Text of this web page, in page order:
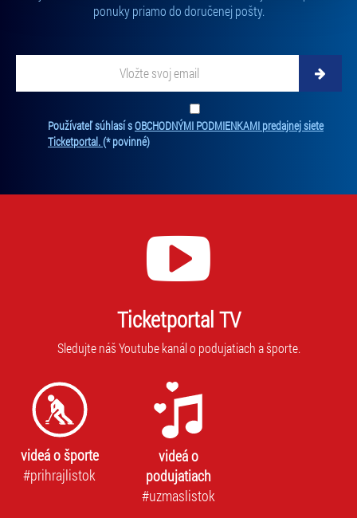
„Cookies a jejich nastavení“.
ponuky priamo do doručenej pošty.
Používateľ súhlasí sOBCHODNÝMI PODMIENKAMI predajnej siete
Ticketportal.(* povinné)
Ticketportal TV
Sledujte náš Youtube kanál o podujatiach a športe.
videá o športe
#prihrajlistok
videá o
podujatiach
#uzmaslistok